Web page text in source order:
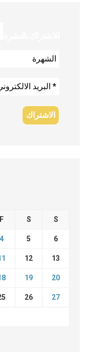
F S S
4 5 6
12 13
19 20
26 27